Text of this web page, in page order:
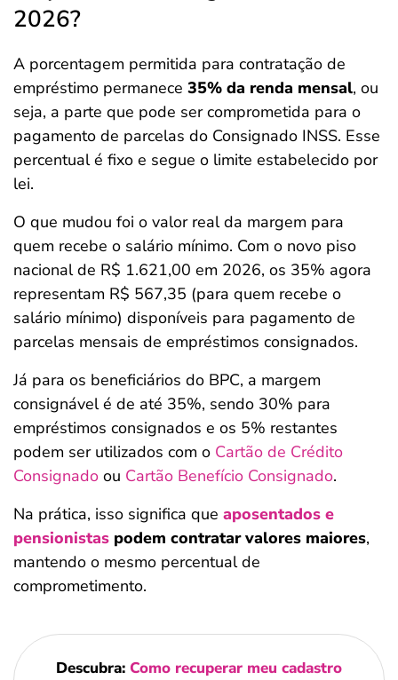
2026?
A porcentagem permitida para contratação de
empréstimo permanece 35% da renda mensal, ou
seja, a parte que pode ser comprometida para o
pagamento de parcelas do Consignado INSS. Esse
percentual é fixo e segue o limite estabelecido por
lei.
O que mudou foi o valor real da margem para
quem recebe o salário mínimo. Com o novo piso
nacional de R$ 1.621,00 em 2026, os 35% agora
representam R$ 567,35 (para quem recebe o
salário mínimo) disponíveis para pagamento de
parcelas mensais de empréstimos consignados.
Já para os beneficiários do BPC, a margem
consignável é de até 35%, sendo 30% para
empréstimos consignados e os 5% restantes
podem ser utilizados com o Cartão de Crédito
Consignado ou Cartão Benefício Consignado.
Na prática, isso significa que aposentados e
pensionistas podem contratar valores maiores,
mantendo o mesmo percentual de
comprometimento.
Descubra: Como recuperar meu cadastro